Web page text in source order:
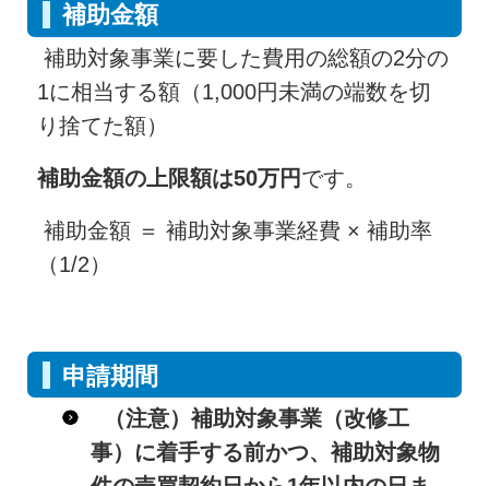
補助金額
補助対象事業に要した費用の総額の2分の
1に相当する額（1,000円未満の端数を切
り捨てた額）
補助金額の上限額は50万円です。
補助金額 ＝ 補助対象事業経費 × 補助率
（1/2）
申請期間
（注意）補助対象事業（改修工
事）に着手する前かつ、補助対象物